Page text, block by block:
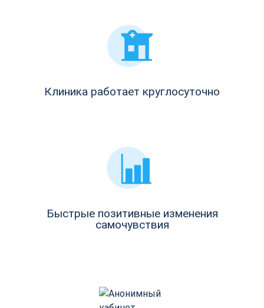
Клиника работает круглосуточно
Быстрые позитивные изменения
самочувствия